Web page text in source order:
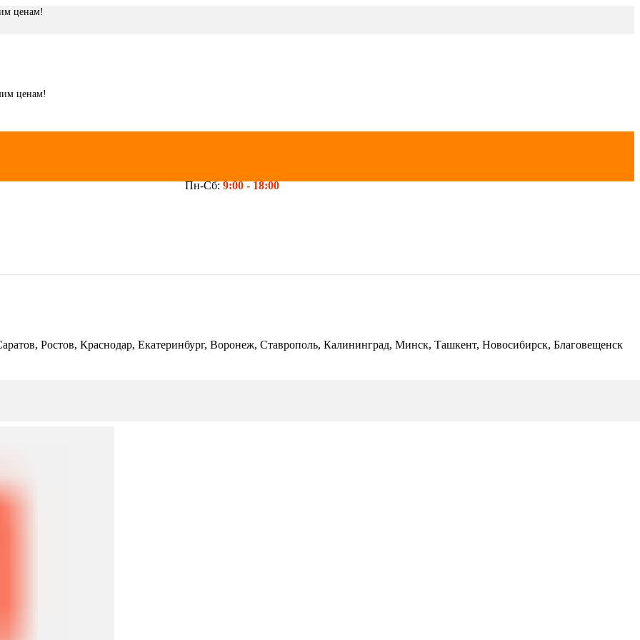
ценам!
ценам!
Пн-Сб:9:00 -18:00
Ростов, Краснодар, Екатеринбург, Воронеж, Ставрополь, Калининград, Минск, Ташкент, Новосибирск, Благовещенск